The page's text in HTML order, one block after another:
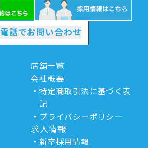
電話でお問い合わせ
店舗一覧
会社概要
特定商取引法に基づく表
記
プライバシーポリシー
求人情報
新卒採用情報